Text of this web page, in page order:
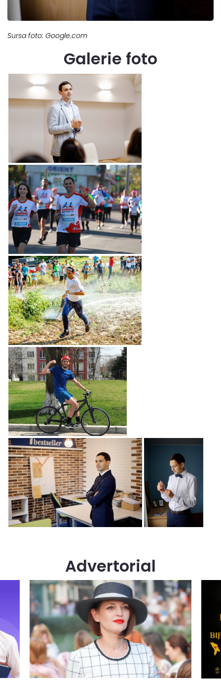
Sursa foto: Google.com
Galerie foto
Advertorial